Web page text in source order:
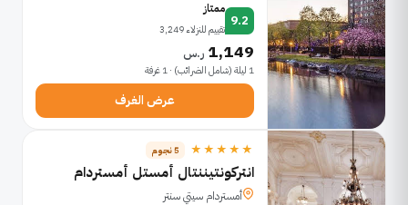
9.2
ممتاز
تقييم للنزلاء 3,249
1,149 ر.س
1 ليلة (شامل الضرائب) · 1 غرفة
عرض الغرف
★★★★★ 5 نجوم
انتركونتيننتال أمستل أمستردام
أمستردام سيتي سنتر